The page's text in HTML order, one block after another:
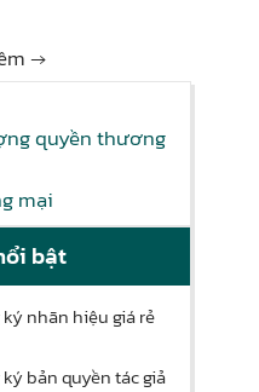
→
quyền thương
mại
bật
nhãn hiệu giá rẻ
bản quyền tác giả